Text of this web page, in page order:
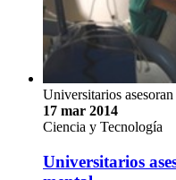
Universitarios
17 mar 2014
Ciencia y Tecnología
Universitarios